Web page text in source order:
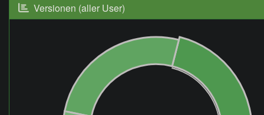
Versionen (aller User)